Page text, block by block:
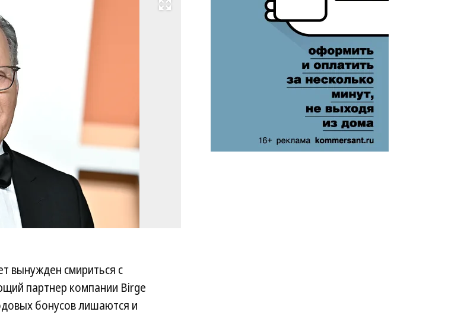
Развернуть на весь экран
вынужден смириться с
партнер компании Birge
бонусов лишаются и